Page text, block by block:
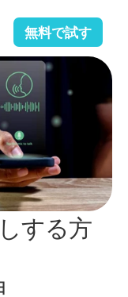
無料で試す
する方